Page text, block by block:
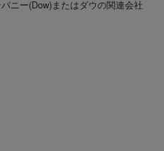
ニー(Dow)またはダウの関連会社